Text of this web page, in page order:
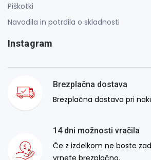
Piškotki
Navodila in potrdila o skladnosti
Instagram
Brezplačna dostava
Brezplačna dostava pri
14 dni možnosti vračila
Če z izdelkom ne boste
vrnete brezplačno.